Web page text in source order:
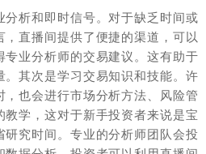
析和即时信号。对于缺乏时间或
直播间提供了便捷的渠道，可以
业分析师的交易建议。这有助于
其次是学习交易知识和技能。许
也会进行市场分析方法、风险管
学，这对于新手投资者来说是宝
究时间。专业的分析师团队会投